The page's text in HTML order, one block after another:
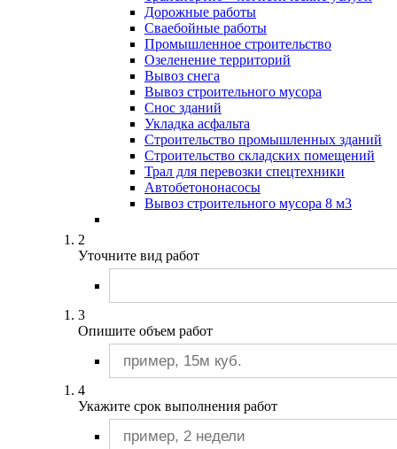
Илососы
Компрессоры
Манипуляторы
Мини-экскаваторы
Поливомоечные машины
Сваебойные машины
Ямобуры
Дорожные работы
Сваебойные работы
Промышленное строительство
Озеленение территорий
Вывоз снега
Вывоз строительного мусора
Снос зданий
Укладка асфальта
Строительство промышленных зданий
Строительство складских помещений
Трал для перевозки спецтехники
Автобетононасосы
Вывоз строительного мусора 8 м3
2
Уточните вид работ
3
Опишите объем работ
4
Укажите срок выполнения работ